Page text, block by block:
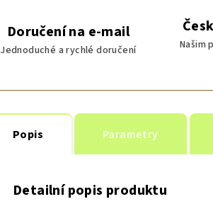
Levně,
Levně,
Doručení na e-mail
Jednoduché a rychlé doručení
Našim
Popis Parametry
Detailní popis produktu